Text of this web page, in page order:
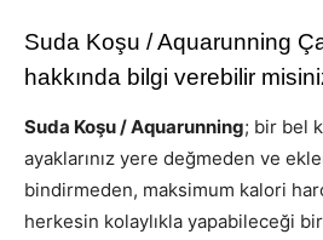
Suda Koşu / Aquarunning
hakkında bilgi verebilir
Suda Koşu / Aquarunning; bir bel
ayaklarınız yere değmeden ve
bindirmeden, maksimum kalori
herkesin kolaylıkla yapabileceği